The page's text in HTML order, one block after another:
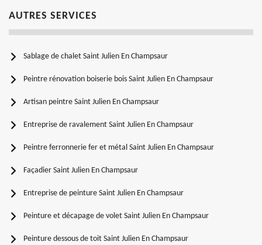
AUTRES SERVICES
Sablage de chalet Saint Julien En Champsaur
Peintre rénovation boiserie bois Saint Julien En Champsaur
Artisan peintre Saint Julien En Champsaur
Entreprise de ravalement Saint Julien En Champsaur
Peintre ferronnerie fer et métal Saint Julien En Champsaur
Façadier Saint Julien En Champsaur
Entreprise de peinture Saint Julien En Champsaur
Peinture et décapage de volet Saint Julien En Champsaur
Peinture dessous de toit Saint Julien En Champsaur